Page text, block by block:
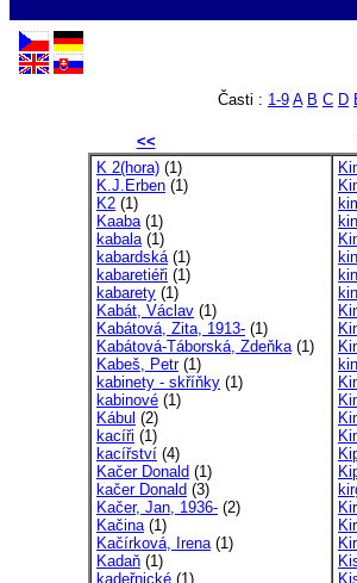
Časti : 1-9 A B C D
<<
K 2(hora) (1)
K.J.Erben (1)
K2 (1)
Kaaba(1)
kabala(1)
kabardská(1)
kabaretiéři (1)
kabarety (1)
Kabát, Václav (1)
Kabátová, Zita, 1913- (1)
Kabátová-Táborská, Zdeňka(1)
Kabeš, Petr(1)
kabinety - skříňky (1)
kabinové (1)
Kábul (2)
kacíři (1)
kacířství (4)
Kačer Donald (1)
kačer Donald (3)
Kačer, Jan, 1936- (2)
Kačina(1)
Kačírková, Irena(1)
Kadaň (1)
kadeřnické (1)